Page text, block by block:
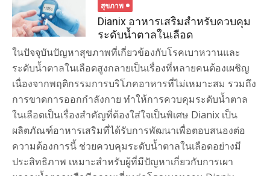
สุขภาพ
Dianix อาหารเสริมสำหรับควบคุม
ระดับน้ำตาลในเลือด
ในปัจจุบันปัญหาสุขภาพที่เกี่ยวข้องกับโรคเบาหวานและ
ระดับน้ำตาลในเลือดสูงกลายเป็นเรื่องที่หลายคนต้องเผชิญ
เนื่องจากพฤติกรรมการบริโภคอาหารที่ไม่เหมาะสม รวมถึง
การขาดการออกกำลังกาย ทำให้การควบคุมระดับน้ำตาล
ในเลือดเป็นเรื่องสำคัญที่ต้องใส่ใจเป็นพิเศษ Dianix เป็น
ผลิตภัณฑ์อาหารเสริมที่ได้รับการพัฒนาเพื่อตอบสนองต่อ
ความต้องการนี้ ช่วยควบคุมระดับน้ำตาลในเลือดอย่างมี
ประสิทธิภาพ เหมาะสำหรับผู้ที่มีปัญหาเกี่ยวกับการเผา